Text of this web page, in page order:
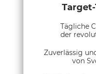
Target-
Tägliche
der
Zuverlässig
von